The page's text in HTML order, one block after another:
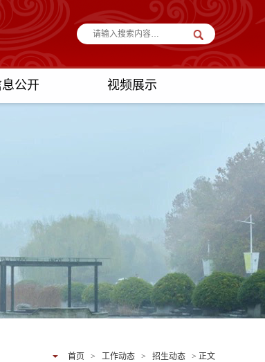
公开 视频展示
首页 > 工作动态 > 招生动态 > 正文